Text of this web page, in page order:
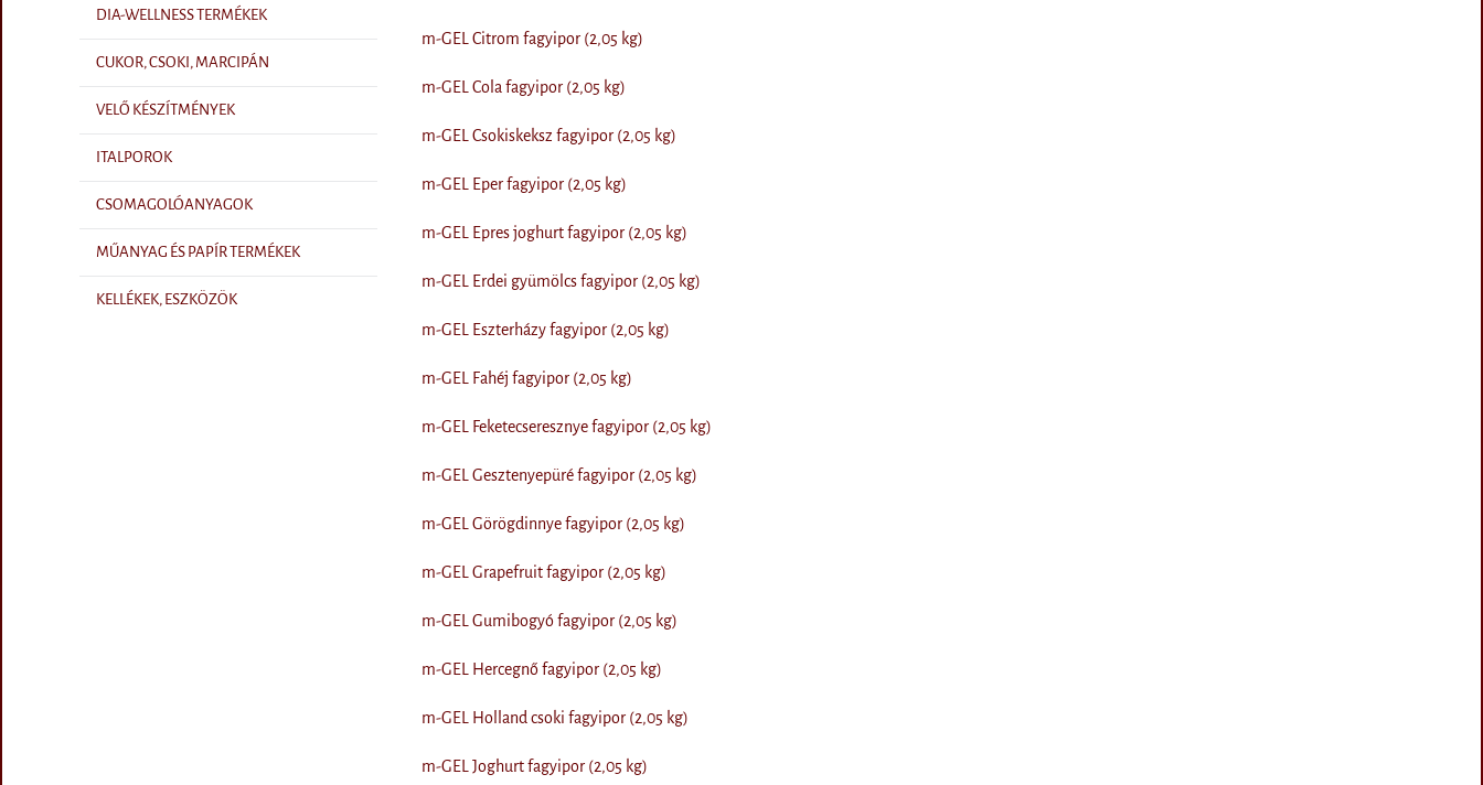
m-GEL Citrom fagyipor (2,05 kg)
m-GEL Cola fagyipor (2,05 kg)
m-GEL Csokiskeksz fagyipor (2,05 kg)
m-GEL Eper fagyipor (2,05 kg)
m-GEL Epres joghurt fagyipor (2,05 kg)
m-GEL Erdei gyümölcs fagyipor (2,05 kg)
m-GEL Eszterházy fagyipor (2,05 kg)
m-GEL Fahéj fagyipor (2,05 kg)
m-GEL Feketecseresznye fagyipor (2,05 kg)
m-GEL Gesztenyepüré fagyipor (2,05 kg)
m-GEL Görögdinnye fagyipor (2,05 kg)
m-GEL Grapefruit fagyipor (2,05 kg)
m-GEL Gumibogyó fagyipor (2,05 kg)
m-GEL Hercegnő fagyipor (2,05 kg)
m-GEL Holland csoki fagyipor (2,05 kg)
m-GEL Joghurt fagyipor (2,05 kg)
DIA-WELLNESS TERMÉKEK
CUKOR, CSOKI, MARCIPÁN
VELŐ KÉSZÍTMÉNYEK
ITALPOROK
CSOMAGOLÓANYAGOK
MŰANYAG ÉS PAPÍR TERMÉKEK
KELLÉKEK, ESZKÖZÖK